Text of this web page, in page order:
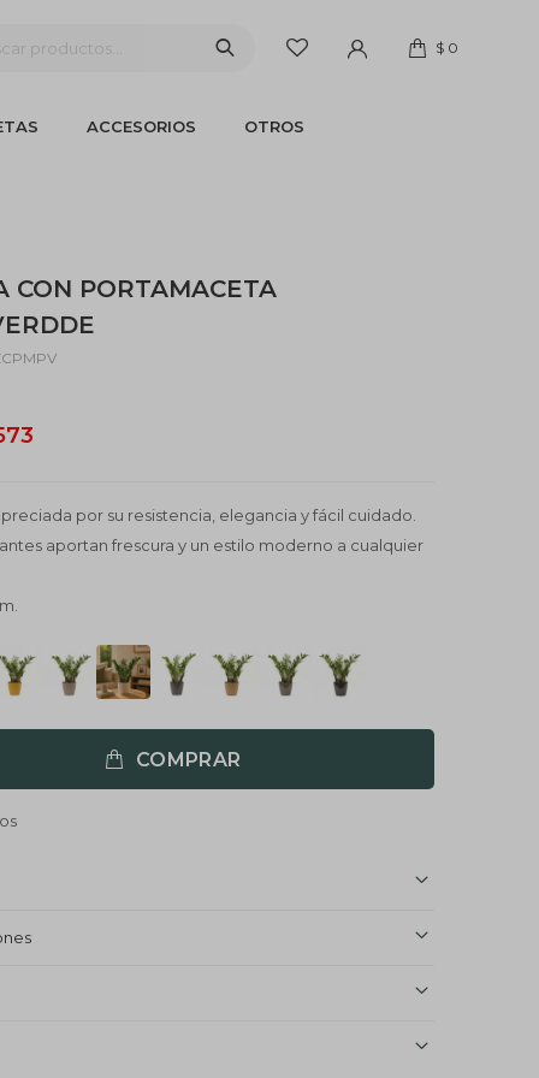
ACCESORIOS OTROS
$ 0
CON PORTAMACETA
por su resistencia, elegancia y fácil cuidado.
aportan frescura y un estilo moderno a cualquier
COMPRAR